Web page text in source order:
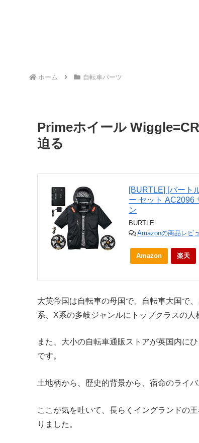
ホーム 自転車パーツ
Primeホイール
迫る
[BURTLE] [バート
ー セット AC2096
ン
BURTLE
Amazonの商品レビ
Amazon 楽天
大英帝国は自転車の母国で、自転車大国で
系、X系の多岐ジャンルにトップクラスの人
また、大小の自転車通販ストアが英国内に
です。
土地柄から、歴史的背景から、宿命のライ
ここが気を吐いて、長らくイングランドの
りました。